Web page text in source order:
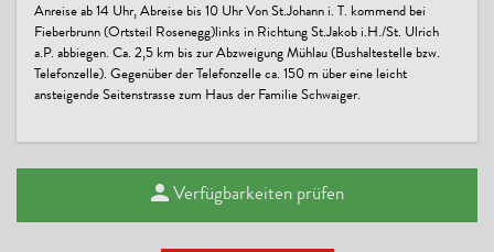
Anreise ab 14 Uhr, Abreise bis 10 Uhr Von St.Johann i. T. kommend bei
Fieberbrunn (Ortsteil Rosenegg)links in Richtung St.Jakob i.H./St. Ulrich
a.P. abbiegen. Ca. 2,5 km bis zur Abzweigung Mühlau (Bushaltestelle bzw.
Telefonzelle). Gegenüber der Telefonzelle ca. 150 m über eine leicht
ansteigende Seitenstrasse zum Haus der Familie Schwaiger.
Verfügbarkeiten prüfen